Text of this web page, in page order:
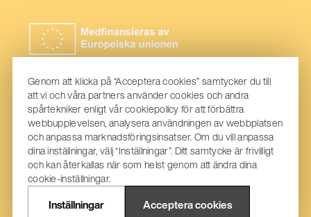
nytt
fönster)
Genom att klicka på “Acceptera cookies” samtycker du till
att vi och våra partners använder cookies och andra
spårtekniker enligt vår cookiepolicy för att förbättra
webbupplevelsen, analysera användningen av webbplatsen
och anpassa marknadsföringsinsatser. Om du vill anpassa
dina inställningar, välj “Inställningar”. Ditt samtycke är frivilligt
och kan återkallas när som helst genom att ändra dina
cookie-inställningar.
Inställningar Acceptera cookies